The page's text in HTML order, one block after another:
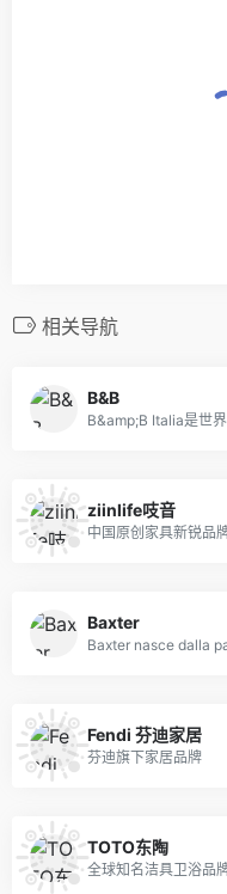
相关导航
B&B
B&amp;B Italia是世
ziinlife吱音
中国原创家具新锐品
Baxter
Fendi 芬迪家居
芬迪旗下家居品牌
TOTO东陶
全球知名洁具卫浴品